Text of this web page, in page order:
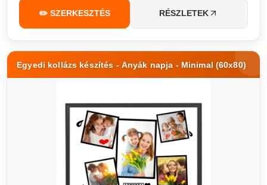
✏️ SZERKESZTÉS RÉSZLETEK
Egyedi kollázs készítés - Anyák napja - Minimal (60x80)